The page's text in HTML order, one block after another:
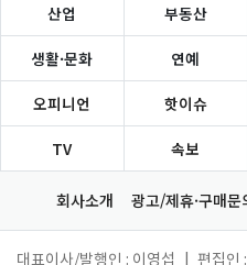
산업 부동산
생활·문화 연예
오피니언 핫이슈
TV 속보
회사소개 광고/제휴·구매문
대표이사/발행인 : 이영섭 편집인